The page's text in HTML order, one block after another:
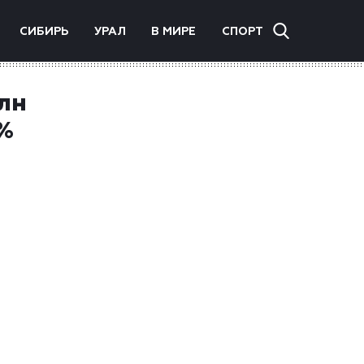
СИБИРЬ УРАЛ В МИРЕ СПОРТ